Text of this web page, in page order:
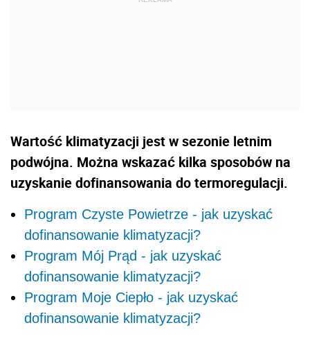
Wartość klimatyzacji jest w sezonie letnim
podwójna. Można wskazać kilka sposobów na
uzyskanie dofinansowania do termoregulacji.
Program Czyste Powietrze - jak uzyskać
dofinansowanie klimatyzacji?
Program Mój Prąd - jak uzyskać
dofinansowanie klimatyzacji?
Program Moje Ciepło - jak uzyskać
dofinansowanie klimatyzacji?